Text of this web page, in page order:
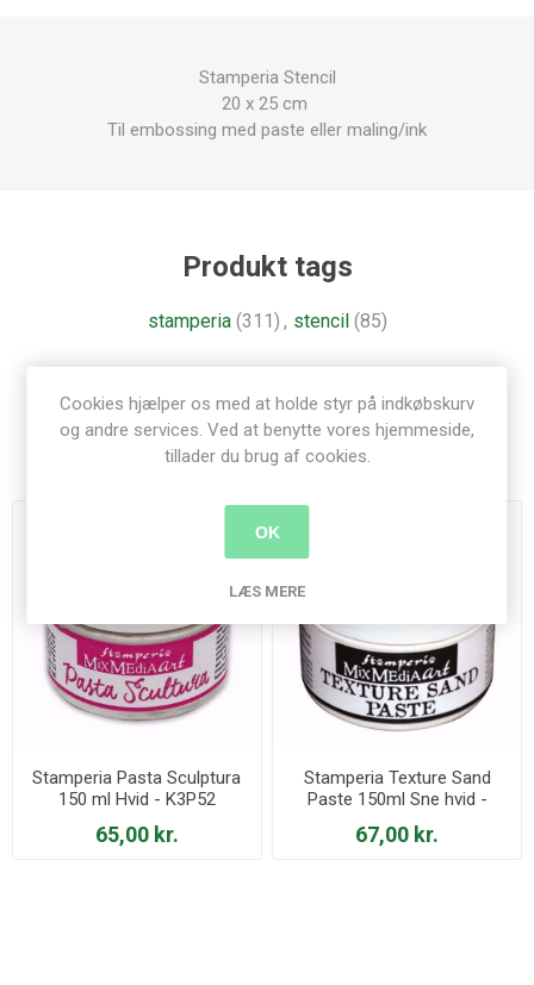
Stamperia Stencil
20 x 25 cm
Til embossing med paste eller maling/ink
Produkt tags
stamperia (311) , stencil (85)
Relaterede produkter
Stamperia Pasta Sculptura
150 ml Hvid - K3P52
65,00 kr.
Stamperia Texture Sand
Paste 150ml Sne hvid -
K3P40
67,00 kr.
Cookies hjælper os med at holde styr på indkøbskurv
og andre services. Ved at benytte vores hjemmeside,
tillader du brug af cookies.
OK
LÆS MERE